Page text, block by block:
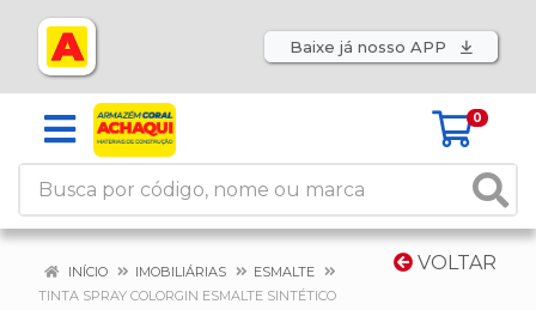
Baixe já nosso APP
0
VOLTAR
INÍCIO IMOBILIÁRIAS
ESMALTE
TINTA SPRAY COLORGIN ESMALTE SINTÉTICO